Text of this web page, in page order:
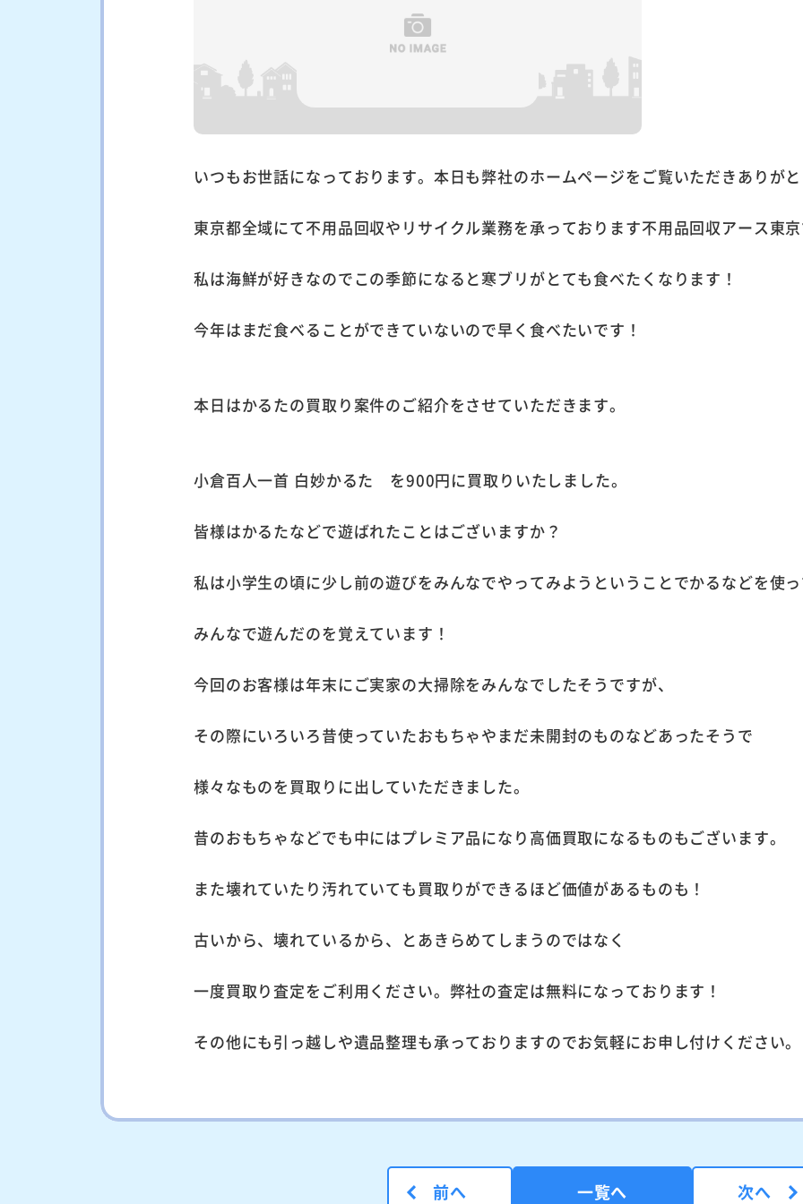
いつもお世話になっております。本日も弊社のホームページをご覧いただきありが
東京都全域にて不用品回収やリサイクル業務を承っております不用品回収アース東
私は海鮮が好きなのでこの季節になると寒ブリがとても食べたくなります！
今年はまだ食べることができていないので早く食べたいです！
本日はかるたの買取り案件のご紹介をさせていただきます。
小倉百人一首 白妙かるた を900円に買取りいたしました。
皆様はかるたなどで遊ばれたことはございますか？
私は小学生の頃に少し前の遊びをみんなでやってみようということでかるなどを使
みんなで遊んだのを覚えています！
今回のお客様は年末にご実家の大掃除をみんなでしたそうですが、
その際にいろいろ昔使っていたおもちゃやまだ未開封のものなどあったそうで
様々なものを買取りに出していただきました。
昔のおもちゃなどでも中にはプレミア品になり高価買取になるものもございます。
また壊れていたり汚れていても買取りができるほど価値があるものも！
古いから、壊れているから、とあきらめてしまうのではなく
一度買取り査定をご利用ください。弊社の査定は無料になっております！
その他にも引っ越しや遺品整理も承っておりますのでお気軽にお申し付けください。
前へ 一覧へ 次へ